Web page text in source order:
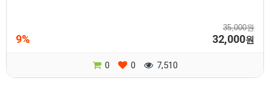
35,000원
9% 32,000원
0 0 7,510